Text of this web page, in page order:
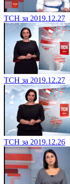
ТСН за 2019.12.27
ТСН за 2019.12.27
ТСН за 2019.12.26